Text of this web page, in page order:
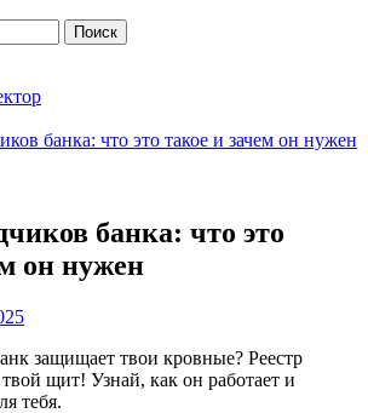
банка: что это такое и зачем он нужен
банка: что это
он нужен
защищает твои кровные? Реестр
щит! Узнай, как он работает и
тебя.